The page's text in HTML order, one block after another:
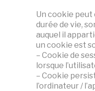
Un cookie peut
durée de vie,
auquel il
un cookie est
– Cookie de
lorsque
– Cookie
l’ordinateur /